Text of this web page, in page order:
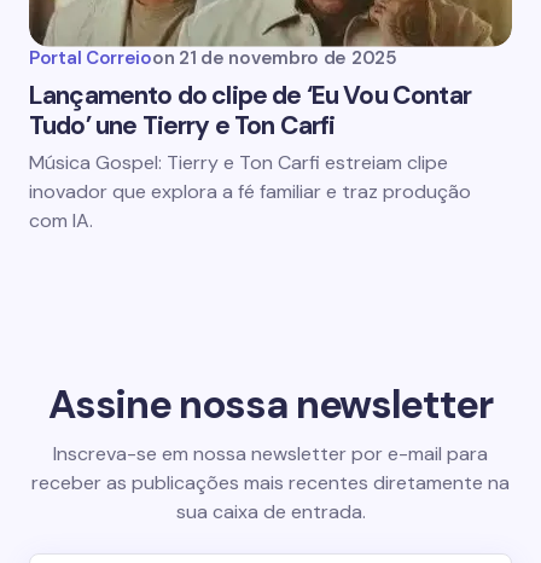
Portal Correioon 21 de novembro de 2025
Lançamento do clipe de ‘Eu Vou Contar
Tudo’ une Tierry e Ton Carfi
Música Gospel: Tierry e Ton Carfi estreiam clipe
inovador que explora a fé familiar e traz produção
com IA.
Assine nossa newsletter
Inscreva-se em nossa newsletter por e-mail para
receber as publicações mais recentes diretamente na
sua caixa de entrada.